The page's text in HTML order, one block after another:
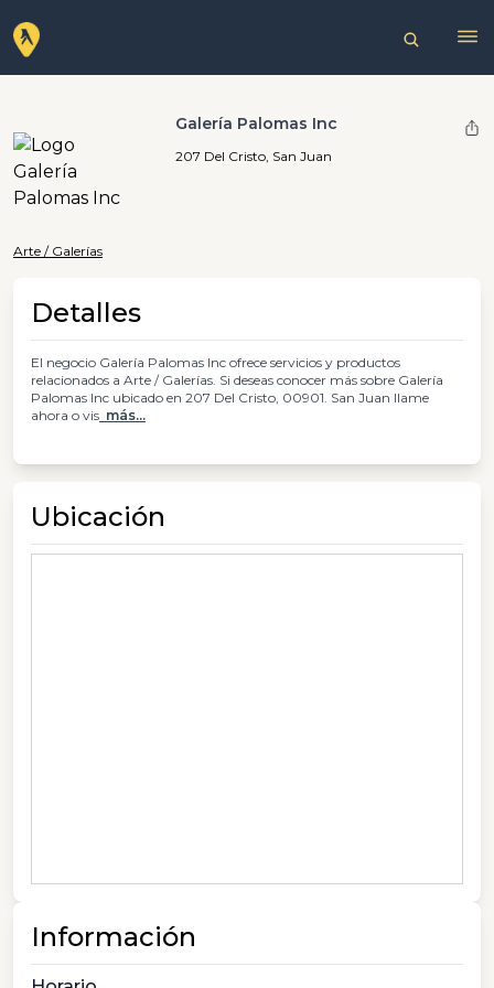
Galería Palomas Inc
207 Del Cristo, San Juan
Arte / Galerías
Detalles
El negocio Galería Palomas Inc ofrece servicios y productos
relacionados a Arte / Galerías. Si deseas conocer más sobre Galería
Palomas Inc ubicado en 207 Del Cristo, 00901. San Juan llame
ahora o vis más...
Ubicación
Información